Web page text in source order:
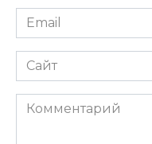
Email
Сайт
Комментарий